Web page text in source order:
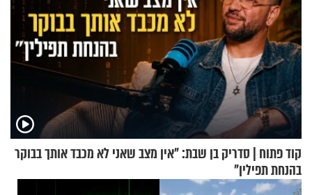
קוד פתוח | סדריק בן שבת: "אין מצב שאני לא מכבד אותך בבוקר
בהנחת תפילין"